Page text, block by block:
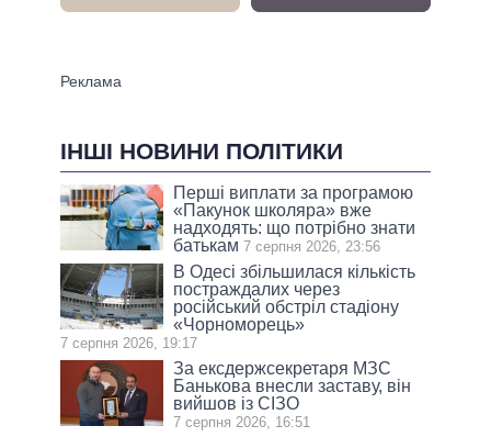
ІНШІ НОВИНИ ПОЛІТИКИ
Перші виплати за програмою
«Пакунок школяра» вже
надходять: що потрібно знати
батькам 7 серпня 2026, 23:56
В Одесі збільшилася кількість
постраждалих через
російський обстріл стадіону
«Чорноморець»
7 серпня 2026, 19:17
За ексдержсекретаря МЗС
Банькова внесли заставу, він
вийшов із СІЗО
7 серпня 2026, 16:51